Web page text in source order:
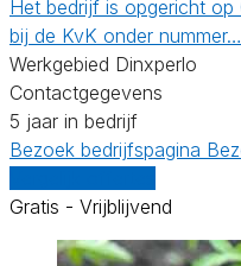
Het bedrijf is opgericht
bij de KvK onder nummer…
Werkgebied Dinxperlo
Contactgegevens
5 jaar in bedrijf
Bezoek bedrijfspagina
Gratis - Vrijblijvend